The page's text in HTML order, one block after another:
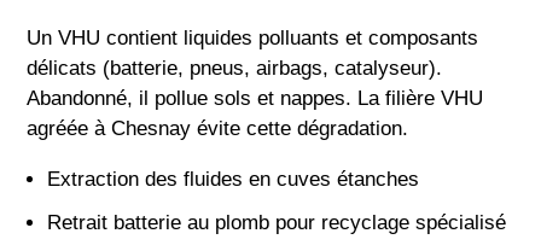
Un VHU contient liquides polluants et composants
délicats (batterie, pneus, airbags, catalyseur).
Abandonné, il pollue sols et nappes. La filière VHU
agréée à Chesnay évite cette dégradation.
Extraction des fluides en cuves étanches
Retrait batterie au plomb pour recyclage spécialisé